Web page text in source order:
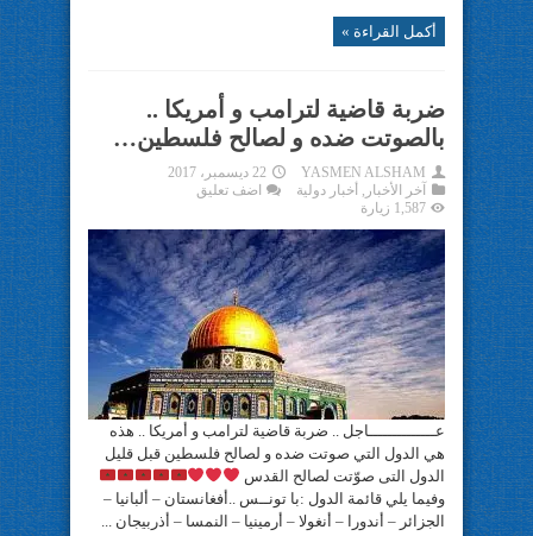
أكمل القراءة »
ضربة قاضية لترامب و أمريكا ..
بالصوتت ضده و لصالح فلسطين…
YASMEN ALSHAM
22 ديسمبر، 2017
آخر الأخبار , أخبار دولية
اضف تعليق
1,587 زيارة
عــــــــــــــاجل .. ضربة قاضية لترامب و أمريكا .. هذه
هي الدول التي صوتت ضده و لصالح فلسطين قبل قليل
الدول التى صوّتت لصالح القدس
وفيما يلي قائمة الدول :با تونــس ..أفغانستان – ألبانيا –
الجزائر – أندورا – أنغولا – أرمينيا – النمسا – أذربيجان ...